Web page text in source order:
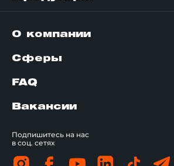
О компании
Сферы
FAQ
Вакансии
Подпишитесь на нас
в соц. сетях